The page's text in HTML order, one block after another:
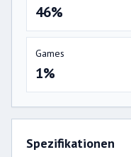
46%
Games
1%
Spezifikationen